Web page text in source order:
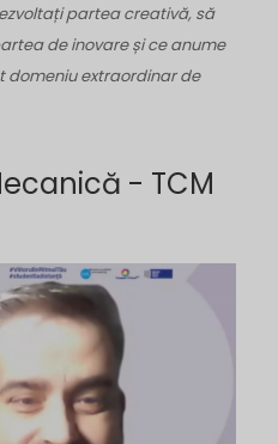
partea creativă, să
de inovare și ce anume
domeniu extraordinar de
- TCM